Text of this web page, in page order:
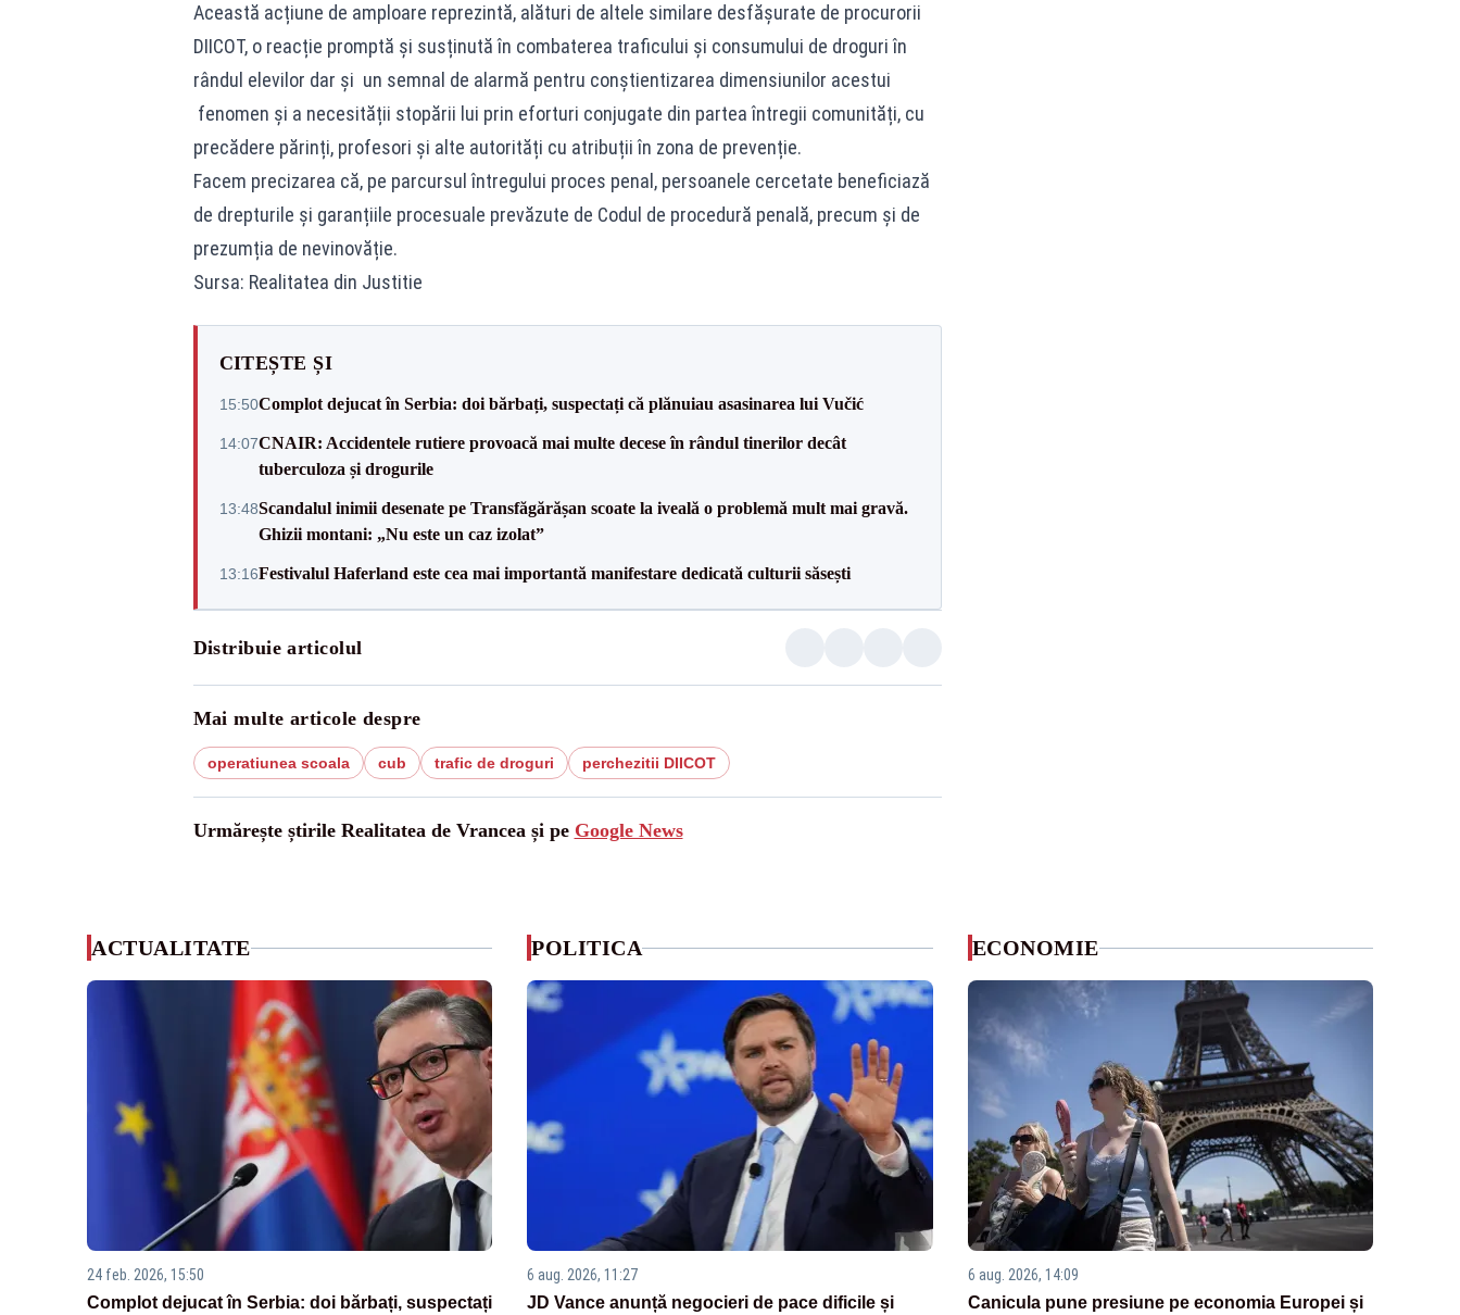
Această acțiune de amploare reprezintă, alături de altele similare desfășurate de procurorii
DIICOT, o reacție promptă și susținută în combaterea traficului și consumului de droguri în
rândul elevilor dar și un semnal de alarmă pentru conștientizarea dimensiunilor acestui
fenomen și a necesității stopării lui prin eforturi conjugate din partea întregii comunități, cu
precădere părinți, profesori și alte autorități cu atribuții în zona de prevenție.
Facem precizarea că, pe parcursul întregului proces penal, persoanele cercetate beneficiază
de drepturile și garanțiile procesuale prevăzute de Codul de procedură penală, precum și de
prezumția de nevinovăție.
Sursa: Realitatea din Justitie
CITEȘTE ȘI
15:50Complot dejucat în Serbia: doi bărbați, suspectați că plănuiau asasinarea lui Vučić
14:07CNAIR: Accidentele rutiere provoacă mai multe decese în rândul tinerilor decât
tuberculoza și drogurile
13:48Scandalul inimii desenate pe Transfăgărășan scoate la iveală o problemă mult mai gravă.
Ghizii montani: „Nu este un caz izolat”
13:16Festivalul Haferland este cea mai importantă manifestare dedicată culturii săsești
Distribuie articolul
Mai multe articole despre
operatiunea scoala cub trafic de droguri perchezitii DIICOT
Urmărește știrile Realitatea de Vrancea și pe Google News
ACTUALITATE
24 feb. 2026, 15:50
Complot dejucat în Serbia: doi bărbați, suspectați
POLITICA
6 aug. 2026, 11:27
JD Vance anunță negocieri de pace dificile și
ECONOMIE
6 aug. 2026, 14:09
Canicula pune presiune pe economia Europei și